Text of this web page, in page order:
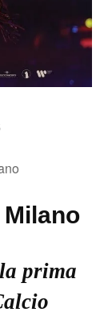
prima